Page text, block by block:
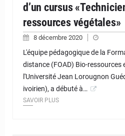
d’un cursus
ressources végétales»
8 décembre 2020
L'équipe pédagogique de la
distance (FOAD) Bio-ressources
l'Université Jean Lorougnon
ivoirien), a débuté à…
SAVOIR PLUS